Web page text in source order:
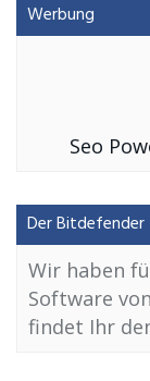
Werbung
Seo
Der
Wir haben
Software
findet Ihr